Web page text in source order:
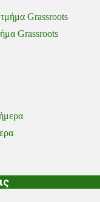
Grassroots